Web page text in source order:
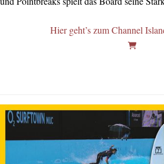
Hier geht’s zum Channel